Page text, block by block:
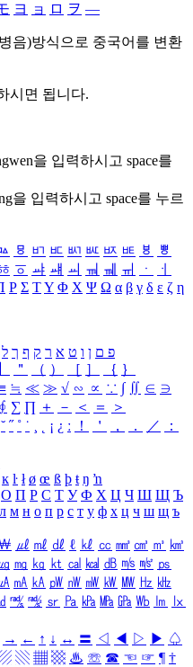
ヨ ョ ロ ヲ ―
음)방식으로 중국어를 변환
시면 됩니다.
을 입력하시고 space를
을 입력하시고 space를 누르
ㅱ ㅲ ㅳ ㅴ ㅵ ㅶ ㅷ ㅸ
ㅹ
ㆆ ㆇ ㆈ ㆉ ㆊ ㆋ ㆌ ㆍ
ㆎ
Ρ Σ ΤΥ Φ Χ Ψ Ω α β γ δ ε ζ η
פ ם ן ו ט א ר ק ף ך ל
＂ （ ） ［ ］ ｛ ｝
≒ ≪ ≫ √ ∽ ∝ ∵ ∫ ∬ ∈ ∋
∮ ∑ ∏ ＋ － ＜ ＝
＞
˘ ˝ ˚ ˙ ¸ ¡ ¿ ː ！ ＇ ， ． ／
：
ĸ ŀ ł ø œ ß þ ŧ ŋ ŉ
О П Р С Т У Ф Х Ц Ч Ш Щ Ъ
л м н о п р с т у ф х ц ч ш щ ъ
㎕ ㎖ ㎗ ℓ ㎘ ㏄ ㎣ ㎤ ㎥ ㎦
㎎ ㎏ ㏏ ㎈ ㎉ ㏈ ㎧ ㎨ ㎰
㎃ ㎄ ㎺ ㎻ ㎽ ㎾ ㎿ ㎐ ㎑
㎮ ㎯ ㏛ ㎩ ㎪ ㎫ ㎬ ㏝ ㏐
㏓
→ ← ↑ ↓ ↔ 〓 ◁ ◀ ▷ ▶ ♤
▧ ▦ ▩ ♨ ☏ ☎ ☜ ☞ ¶ †